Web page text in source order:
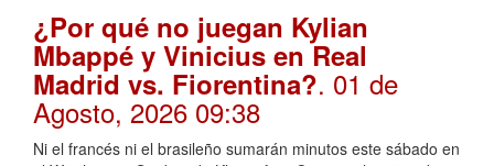
¿Por qué no juegan Kylian
Mbappé y Vinicius en Real
Madrid vs. Fiorentina?. 01 de
Agosto, 2026 09:38
Ni el francés ni el brasileño sumarán minutos este sábado en